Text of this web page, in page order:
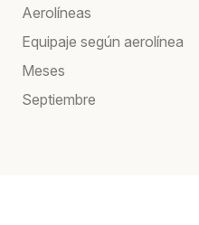
Aerolíneas
Equipaje según aerolínea
Meses
Septiembre